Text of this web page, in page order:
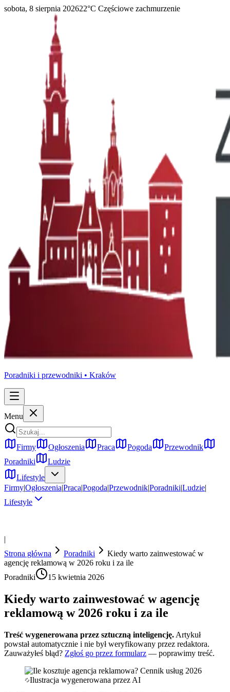
sobota, 8 sierpnia 202622°C Częściowe zachmurzenie
Poradniki i przewodniki • Kraków
Menu
Firmy Ogłoszenia Praca Pogoda
Przewodnik
Poradniki
Ludzie
Lifestyle
Firmy|Ogłoszenia|Praca|Pogoda|Przewodnik|Poradniki|Ludzie|
Lifestyle
|
Strona główna
Poradniki
Kiedy warto zainwestować w
agencję reklamową w 2026 roku i za ile
Poradniki
15 kwietnia 2026
Kiedy warto zainwestować w agencję
reklamową w 2026 roku i za ile
Treść wygenerowana przez sztuczną inteligencję. Artykuł
powstał automatycznie i nie był weryfikowany przez redaktora.
Zauważyłeś błąd? Zgłoś go przez formularz — poprawimy treść.
Ilustracja wygenerowana przez AI